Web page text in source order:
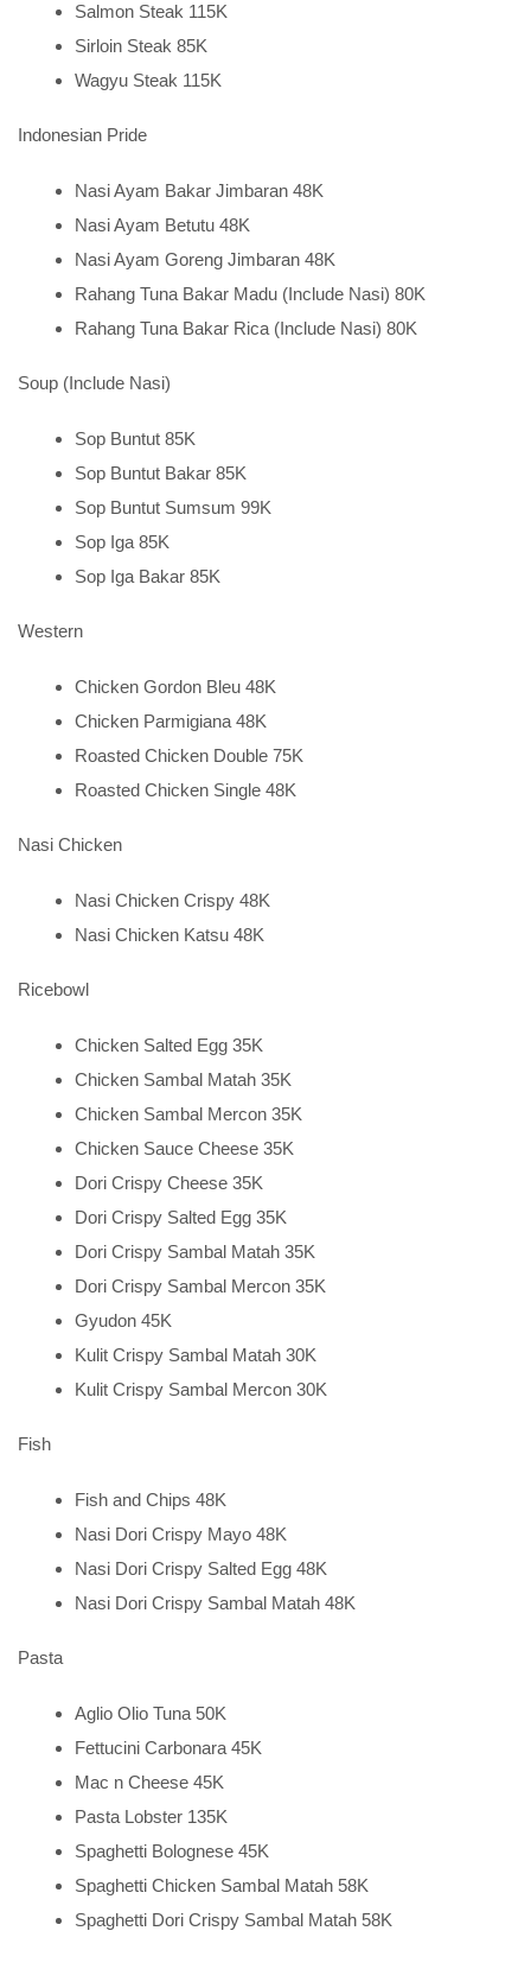
Salmon Steak 115K
Sirloin Steak 85K
Wagyu Steak 115K
Indonesian Pride
Nasi Ayam Bakar Jimbaran 48K
Nasi Ayam Betutu 48K
Nasi Ayam Goreng Jimbaran 48K
Rahang Tuna Bakar Madu (Include Nasi) 80K
Rahang Tuna Bakar Rica (Include Nasi) 80K
Soup (Include Nasi)
Sop Buntut 85K
Sop Buntut Bakar 85K
Sop Buntut Sumsum 99K
Sop Iga 85K
Sop Iga Bakar 85K
Western
Chicken Gordon Bleu 48K
Chicken Parmigiana 48K
Roasted Chicken Double 75K
Roasted Chicken Single 48K
Nasi Chicken
Nasi Chicken Crispy 48K
Nasi Chicken Katsu 48K
Ricebowl
Chicken Salted Egg 35K
Chicken Sambal Matah 35K
Chicken Sambal Mercon 35K
Chicken Sauce Cheese 35K
Dori Crispy Cheese 35K
Dori Crispy Salted Egg 35K
Dori Crispy Sambal Matah 35K
Dori Crispy Sambal Mercon 35K
Gyudon 45K
Kulit Crispy Sambal Matah 30K
Kulit Crispy Sambal Mercon 30K
Fish
Fish and Chips 48K
Nasi Dori Crispy Mayo 48K
Nasi Dori Crispy Salted Egg 48K
Nasi Dori Crispy Sambal Matah 48K
Pasta
Aglio Olio Tuna 50K
Fettucini Carbonara 45K
Mac n Cheese 45K
Pasta Lobster 135K
Spaghetti Bolognese 45K
Spaghetti Chicken Sambal Matah 58K
Spaghetti Dori Crispy Sambal Matah 58K